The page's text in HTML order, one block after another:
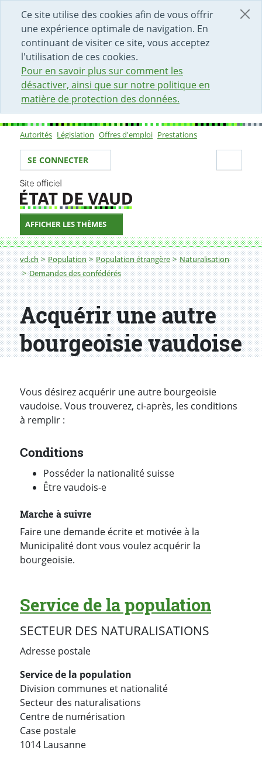
Ce site utilise des cookies afin de vous offrir
une expérience optimale de navigation. En
continuant de visiter ce site, vous acceptez
l'utilisation de ces cookies.
Pour en savoir plus sur comment les
désactiver, ainsi que sur notre politique en
matière de protection des données.
DÉBUT DU CONTENU DE LA PAGE
ACCÈS AU CHAMP DE RECHERCHE
PAGE D'ACCUEIL
FORMULAIRE DE CONTACT
Sous-navigation
Autorités Législation Offres d'emploi Prestations
Votre identité
SE CONNECTER
AFFICHER LES THÈMES
Fil d'Ariane
vd.ch Population Population étrangère
Naturalisation
Demandes des confédérés
Acquérir une autre bourgeoisie vaudoise
Acquérir une autre
bourgeoisie vaudoise
Vous désirez acquérir une autre bourgeoisie
vaudoise. Vous trouverez, ci-après, les conditions
à remplir :
Conditions
Posséder la nationalité suisse
Être vaudois-e
Marche à suivre
Faire une demande écrite et motivée à la
Municipalité dont vous voulez acquérir la
bourgeoisie.
Service de la population
SECTEUR DES NATURALISATIONS
Adresse postale
Service de la population
Division communes et nationalité
Secteur des naturalisations
Centre de numérisation
Case postale
1014 Lausanne